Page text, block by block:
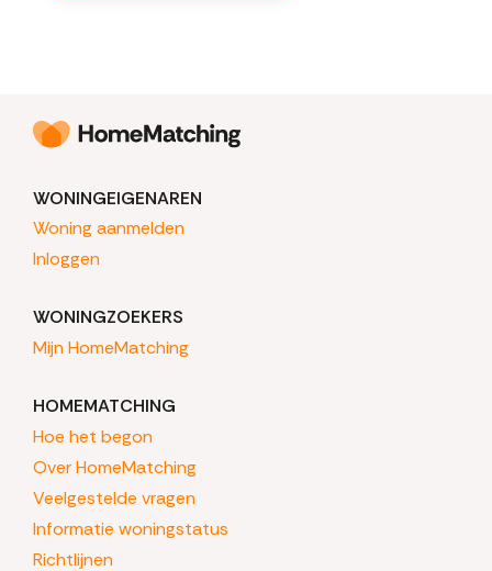
WONINGEIGENAREN
Woning aanmelden
Inloggen
WONINGZOEKERS
Mijn HomeMatching
HOMEMATCHING
Hoe het begon
Over HomeMatching
Veelgestelde vragen
Informatie woningstatus
Richtlijnen